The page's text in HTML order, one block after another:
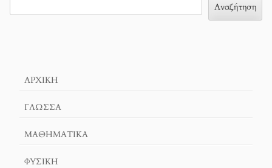
Αναζήτηση
ΑΡΧΙΚΉ
ΓΛΏΣΣΑ
ΜΑΘΗΜΑΤΙΚΆ
ΦΥΣΙΚΗ